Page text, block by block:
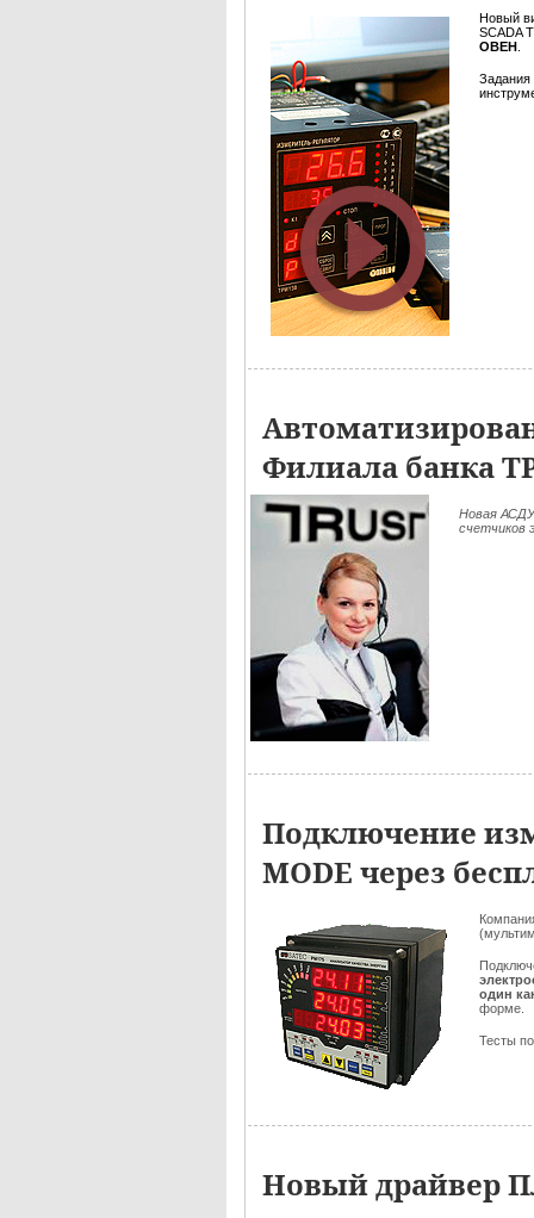
Новый
SCADA
ОВЕН
Задания
Филиала банка
Новая АСДУ
счетчиков
Подключение
MODE через
один
форме.
Тесты
Новый драйвер